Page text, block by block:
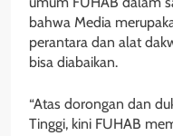
bahwa Media
perantara dan alat
bisa diabaikan.
“Atas dorongan dan
Tinggi, kini FUHAB